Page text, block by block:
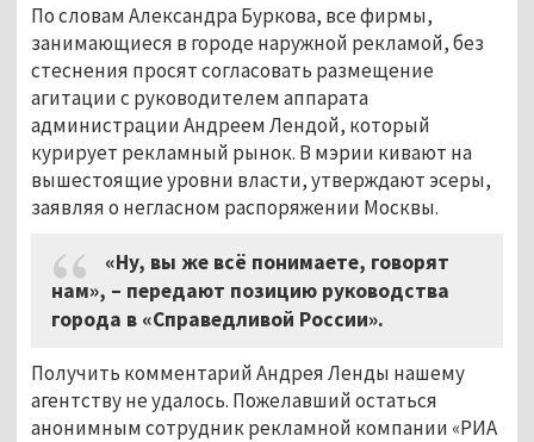
По словам Александра Буркова, все фирмы,
занимающиеся в городе наружной рекламой, без
стеснения просят согласовать размещение
агитации с руководителем аппарата
администрации Андреем Лендой, который
курирует рекламный рынок. В мэрии кивают на
вышестоящие уровни власти, утверждают эсеры,
заявляя о негласном распоряжении Москвы.
«Ну, вы же всё понимаете, говорят
нам», – передают позицию руководства
города в «Справедливой России».
Получить комментарий Андрея Ленды нашему
агентству не удалось. Пожелавший остаться
анонимным сотрудник рекламной компании «РИА